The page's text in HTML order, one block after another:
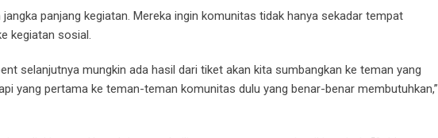
panjang kegiatan. Mereka ingin komunitas tidak hanya sekadar tempat
kegiatan sosial.
selanjutnya mungkin ada hasil dari tiket akan kita sumbangkan ke teman yang
yang pertama ke teman-teman komunitas dulu yang benar-benar membutuhkan,”